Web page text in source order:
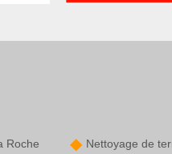
Roche
Nettoyage de